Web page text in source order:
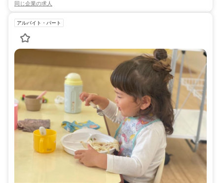
同じ企業の求人
アルバイト・パート